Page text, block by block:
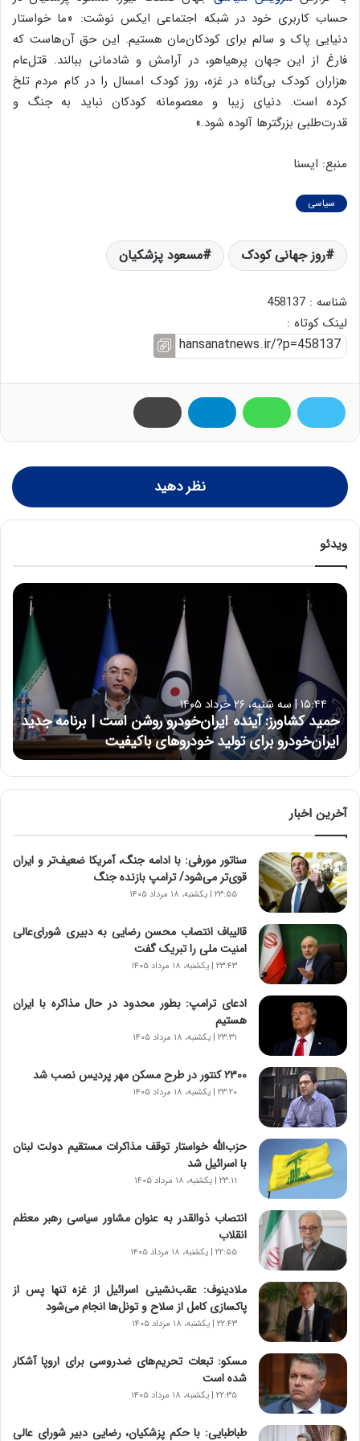
حساب کاربری خود در شبکه اجتماعی ایکس نوشت: «ما خواستار
دنیایی پاک و سالم برای کودکان‌مان هستیم. این حق آن‌هاست که
فارغ از این جهان پرهیاهو، در آرامش و شادمانی ببالند. قتل‌عام
هزاران کودک بی‌گناه در غزه، روز کودک امسال را در کام‌ مردم تلخ
کرده است. دنیای زیبا و معصومانه کودکان نباید به جنگ و
قدرت‌طلبی بزرگترها آلوده شود.»
منبع: ایسنا
سیاسی
روز جهانی کودک مسعود پزشکیان
شناسه : 458137
لینک کوتاه :
نظر دهید
ویدئو
ح
ش
ا
و
ر
ز
:
آ
ی
ن
ا
ی
ر
ا
ن‌
خ
و
د
ر
و
ش
ن
ا
س
ت
|
ن
ا
ه
ج
د
ی
ا
ر
ن‌
و
۱۵:۴۴ | سه شنبه، ۲۶ خرداد ۱۴۰۵
حمید کشاورز: آینده ایران‌خودرو روشن است | برنامه جدید
ایران‌خودرو برای تولید خودروهای باکیفیت
آخرین اخبار
سناتور مورفی: با ادامه جنگ، آمریکا ضعیف‌تر و ایران
قوی‌تر می‌شود/ ترامپ بازنده جنگ
۲۳:۵۵ | یکشنبه، ۱۸ مرداد ۱۴۰۵
قالیباف انتصاب محسن رضایی به دبیری شورای‌عالی
امنیت ملی را تبریک گفت
۲۳:۴۳ | یکشنبه، ۱۸ مرداد ۱۴۰۵
ادعای ترامپ: بطور محدود در حال مذاکره با ایران
هستیم
۲۳:۳۱ | یکشنبه، ۱۸ مرداد ۱۴۰۵
۲۳۰۰ کنتور در طرح مسکن مهر پردیس نصب شد
۲۳:۲۰ | یکشنبه، ۱۸ مرداد ۱۴۰۵
حزب‌الله خواستار توقف مذاکرات مستقیم دولت لبنان
با اسرائیل شد
۲۳:۱۱ | یکشنبه، ۱۸ مرداد ۱۴۰۵
انتصاب ذوالقدر به عنوان مشاور سیاسی رهبر معظم
انقلاب
۲۲:۵۵ | یکشنبه، ۱۸ مرداد ۱۴۰۵
ملادینوف: عقب‌نشینی اسرائیل از غزه تنها پس از
پاکسازی کامل از سلاح و تونل‌ها انجام می‌شود
۲۲:۴۳ | یکشنبه، ۱۸ مرداد ۱۴۰۵
مسکو: تبعات تحریم‌های ضدروسی برای اروپا آشکار
شده است
۲۲:۳۵ | یکشنبه، ۱۸ مرداد ۱۴۰۵
طباطبایی: با حکم پزشکیان، رضایی دبیر شورای عالی